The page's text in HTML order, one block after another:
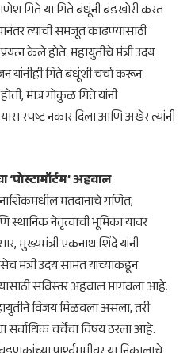
गिते या गिते बंधूंनी बंडखोरी करत
त्यांची समजूत काढण्यासाठी
केले होते. महायुतीचे मंत्री उदय
यांनीही गिते बंधूंशी चर्चा करून
मात्र गोकुळ गिते यांनी
स्पष्ट नकार दिला आणि अखेर त्यांनी
‘पोस्टामॉर्टम’ अहवाल
मतदानाचे गणित,
नेतृत्वाची भूमिका यावर
मुख्यमंत्री एकनाथ शिंदे यांनी
मंत्री उदय सामंत यांच्याकडून
सविस्तर अहवाल मागवला आहे.
विजय मिळवला असला, तरी
सर्वाधिक चर्चेचा विषय ठरला आहे.